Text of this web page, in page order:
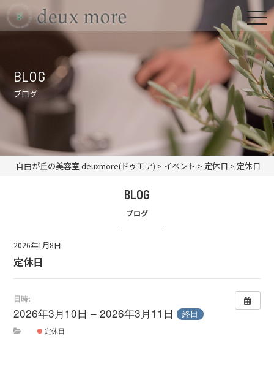
BLOG
ブログ
自由が丘の美容室 deuxmore(ドゥモア) > イベント > 定休日 > 定休日
BLOG
ブログ
2026年1月8日
定休日
日時:
2026年3月10日 – 2026年3月11日 終日
定休日